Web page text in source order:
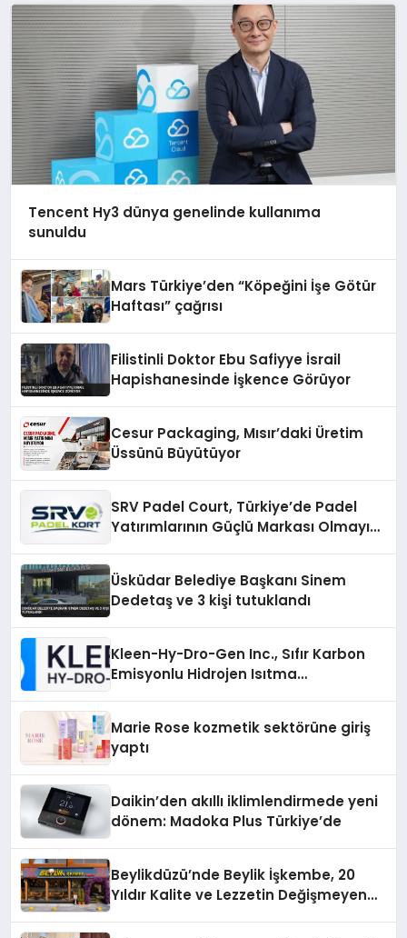
Tencent Hy3 dünya genelinde kullanıma
sunuldu
Mars Türkiye’den “Köpeğini İşe Götür
Haftası” çağrısı
Filistinli Doktor Ebu Safiyye İsrail
Hapishanesinde İşkence Görüyor
Cesur Packaging, Mısır’daki Üretim
Üssünü Büyütüyor
SRV Padel Court, Türkiye’de Padel
Yatırımlarının Güçlü Markası Olmayı
Üsküdar Belediye Başkanı Sinem
Dedetaş ve 3 kişi tutuklandı
Kleen-Hy-Dro-Gen Inc., Sıfır Karbon
Emisyonlu Hidrojen Isıtma
Marie Rose kozmetik sektörüne giriş
yaptı
Daikin’den akıllı iklimlendirmede yeni
dönem: Madoka Plus Türkiye’de
Beylikdüzü’nde Beylik İşkembe, 20
Yıldır Kalite ve Lezzetin Değişmeyen